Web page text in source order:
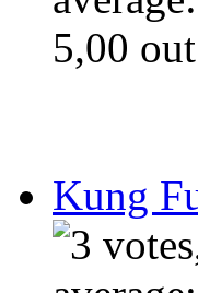
Kung